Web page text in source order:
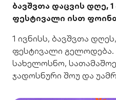
ბავშვთა დაცვის დღე,
ფესტივალი ისთ
1 ივნისს, ბავშვთა
ფესტივალი გელოდება.
სახელოსნო,
ჯადოსნური შოუ და